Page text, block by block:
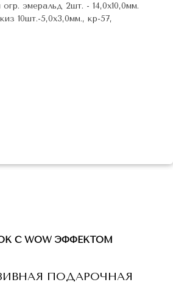
эмеральд 2шт. - 14,0х10,0мм.
10шт.-5,0х3,0мм., кр-57,
ПОДАРОЧНАЯ
С WOW ЭФФЕКТОМ